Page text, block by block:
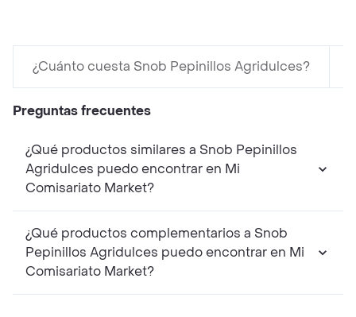
¿Cuánto cuesta Snob Pepinillos Agridulces?
Preguntas frecuentes
¿Qué productos similares a Snob Pepinillos
Agridulces puedo encontrar en Mi
Comisariato Market?
¿Qué productos complementarios a Snob
Pepinillos Agridulces puedo encontrar en Mi
Comisariato Market?